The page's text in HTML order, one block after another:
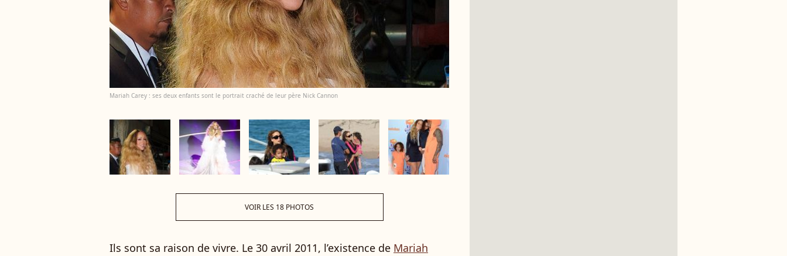
Mariah Carey : ses deux enfants sont le portrait craché de leur père Nick Cannon
VOIR LES 18 PHOTOS
Ils sont sa raison de vivre. Le 30 avril 2011, l’existence de Mariah